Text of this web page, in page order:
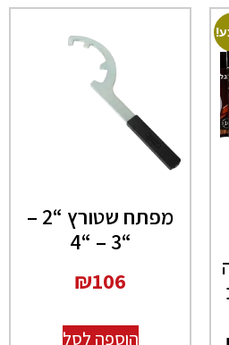
מפתח שטורץ “2 –
“3 – “4
₪106
הוספה לסל